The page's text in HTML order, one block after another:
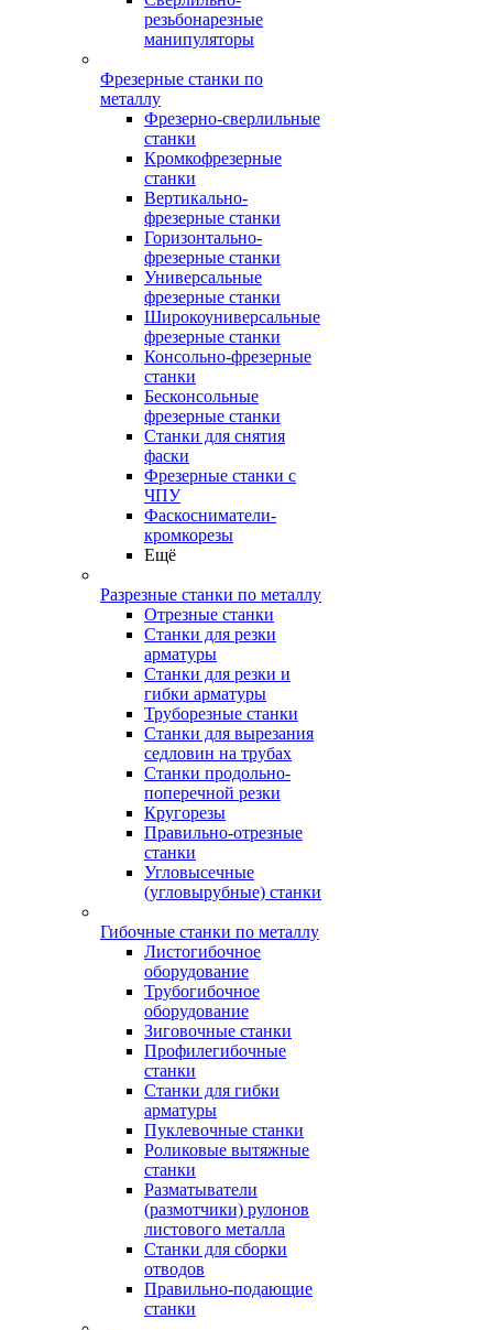
резьбонарезные
манипуляторы
Фрезерные станки по
металлу
Фрезерно-сверлильные
станки
Кромкофрезерные
станки
Вертикально-
фрезерные станки
Горизонтально-
фрезерные станки
Универсальные
фрезерные станки
Широкоуниверсальные
фрезерные станки
Консольно-фрезерные
станки
Бесконсольные
фрезерные станки
Станки для снятия
фаски
Фрезерные станки с
ЧПУ
Фаскосниматели-
кромкорезы
Ещё
Разрезные станки по металлу
Отрезные станки
Станки для резки
арматуры
Станки для резки и
гибки арматуры
Труборезные станки
Станки для вырезания
седловин на трубаx
Станки продольно-
поперечной резки
Кругорезы
Правильно-отрезные
станки
Угловысечные
(угловырубные) станки
Гибочные станки по металлу
Листогибочное
оборудование
Трубогибочное
оборудование
Зиговочные станки
Профилегибочные
станки
Станки для гибки
арматуры
Пуклевочные станки
Роликовые вытяжные
станки
Разматыватели
(размотчики) рулонов
листового металла
Станки для сборки
отводов
Правильно-подающие
станки